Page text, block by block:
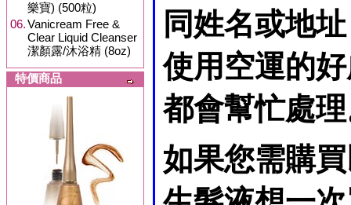
樂寶) (500粒)
06.Vanicream Free &
Clear Liquid Cleanser
潔顏露/沐浴精 (8oz)
特價商品
同姓名或地
使用空運的
都會幫忙處
如果您需購